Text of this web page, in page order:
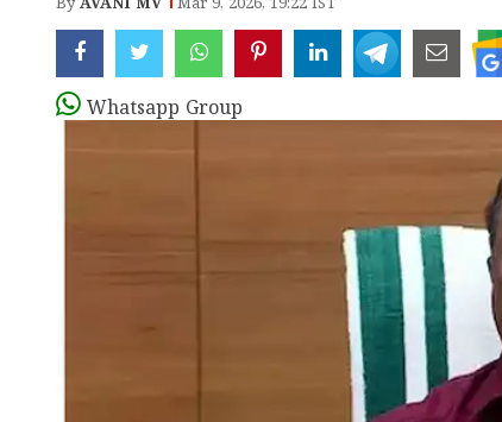
ByAVANI MV Mar 9, 2026, 19:22 IST
Whatsapp Group